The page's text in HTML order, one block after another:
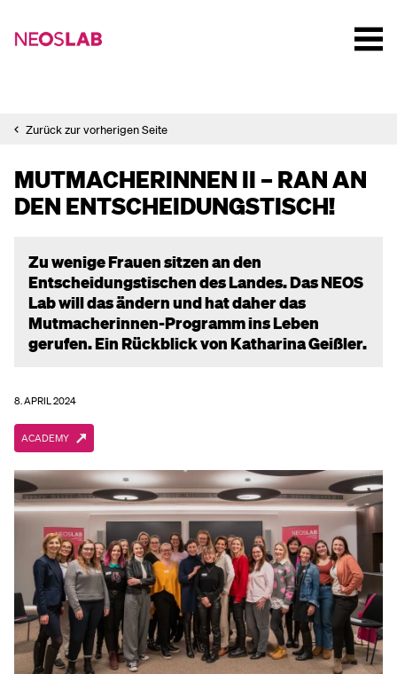
Zurück zur vorherigen Seite
MUTMACHERINNEN II – RAN AN
DEN ENTSCHEIDUNGSTISCH!
Zu wenige Frauen sitzen an den
Entscheidungstischen des Landes. Das NEOS
Lab will das ändern und hat daher das
Mutmacherinnen-Programm ins Leben
gerufen. Ein Rückblick von Katharina Geißler.
8. APRIL 2024
ACADEMY